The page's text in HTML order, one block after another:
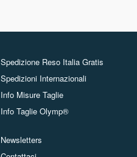
Spedizione Reso Italia Gratis
Spedizioni Internazionali
Info Misure Taglie
Info Taglie Olymp®
Newsletters